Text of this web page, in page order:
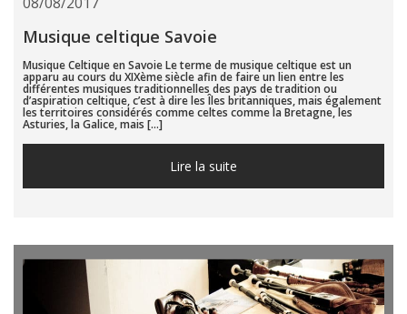
Musique celtique Savoie
Musique Celtique en Savoie Le terme de musique celtique est un
apparu au cours du XIXème siècle afin de faire un lien entre les
différentes musiques traditionnelles des pays de tradition ou
d’aspiration celtique, c’est à dire les Îles britanniques, mais également
les territoires considérés comme celtes comme la Bretagne, les
Asturies, la Galice, mais […]
Lire la suite
Lire la suite...